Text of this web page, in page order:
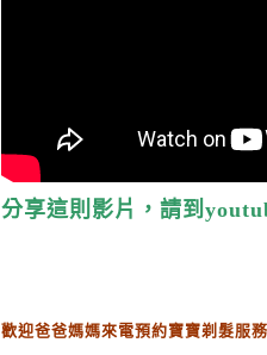
分享這則影片，請到
歡迎爸爸媽媽來電預約寶寶剃髮服務